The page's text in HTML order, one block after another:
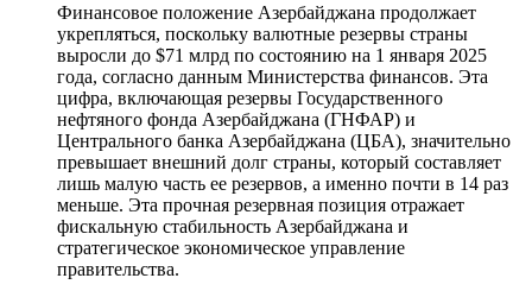
Финансовое положение Азербайджана продолжает
укрепляться, поскольку валютные резервы страны
выросли до $71 млрд по состоянию на 1 января 2025
года, согласно данным Министерства финансов. Эта
цифра, включающая резервы Государственного
нефтяного фонда Азербайджана (ГНФАР) и
Центрального банка Азербайджана (ЦБА), значительно
превышает внешний долг страны, который составляет
лишь малую часть ее резервов, а именно почти в 14 раз
меньше. Эта прочная резервная позиция отражает
фискальную стабильность Азербайджана и
стратегическое экономическое управление
правительства.